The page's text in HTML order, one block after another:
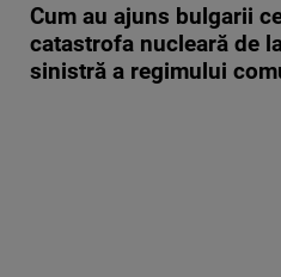
Cum au ajuns bulgarii
catastrofa nucleară de
sinistră a regimului